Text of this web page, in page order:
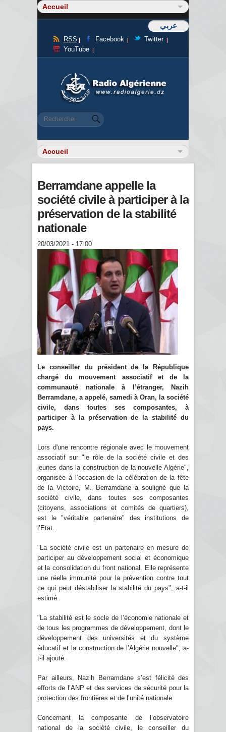
عربي
RSS Facebook
Twitter
YouTube
Formulaire de recherche
Rechercher
Berramdane appelle la
société civile à participer à la
préservation de la stabilité
nationale
20/03/2021 - 17:00
Le conseiller du président de la République
chargé du mouvement associatif et de la
communauté nationale à l’étranger, Nazih
Berramdane, a appelé, samedi à Oran, la société
civile, dans toutes ses composantes, à
participer à la préservation de la stabilité du
pays.
Lors d'une rencontre régionale avec le mouvement
associatif sur "le rôle de la société civile et des
jeunes dans la construction de la nouvelle Algérie",
organisée à l’occasion de la célébration de la fête
de la Victoire, M. Berramdane a souligné que la
société civile, dans toutes ses composantes
(citoyens, associations et comités de quartiers),
est le "véritable partenaire" des institutions de
l’Etat.
"La société civile est un partenaire en mesure de
participer au développement social et économique
et la consolidation du front national. Elle représente
une réelle immunité pour la prévention contre tout
ce qui peut déstabiliser la stabilité du pays", a-t-il
estimé.
"La stabilité est le socle de l’économie nationale et
de tous les programmes de développement, dont le
développement des universités et du système
éducatif et la construction de l’Algérie nouvelle", a-
t-il ajouté.
Par ailleurs, Nazih Berramdane s’est félicité des
efforts de l’ANP et des services de sécurité pour la
protection des frontières et de l’unité nationale.
Concernant la composante de l’observatoire
national de la société civile, le conseiller du